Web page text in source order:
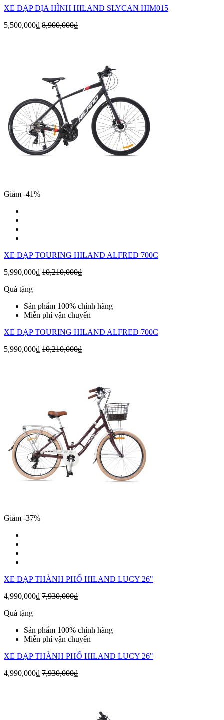
XE ĐẠP ĐỊA HÌNH HILAND SLYCAN HIM015
5,500,000₫ 8,900,000₫
Giảm -41%
XE ĐẠP TOURING HILAND ALFRED 700C
5,990,000₫ 10,210,000₫
Quà tặng
Sản phẩm 100% chính hãng
Miễn phí vận chuyển
XE ĐẠP TOURING HILAND ALFRED 700C
5,990,000₫ 10,210,000₫
Giảm -37%
XE ĐẠP THÀNH PHỐ HILAND LUCY 26"
4,990,000₫ 7,930,000₫
Quà tặng
Sản phẩm 100% chính hãng
Miễn phí vận chuyển
XE ĐẠP THÀNH PHỐ HILAND LUCY 26"
4,990,000₫ 7,930,000₫